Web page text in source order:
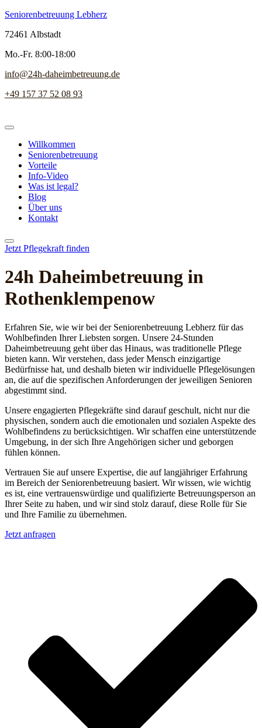
Seniorenbetreuung Lebherz
72461 Albstadt
Mo.-Fr. 8:00-18:00
info@24h-daheimbetreuung.de
+49 157 37 52 08 93
Willkommen
Seniorenbetreuung
Vorteile
Info-Video
Was ist legal?
Blog
Über uns
Kontakt
Jetzt Pflegekraft finden
24h Daheim­betreuung in
Rothenklempenow
Erfahren Sie, wie wir bei der Seniorenbetreuung Lebherz für das
Wohlbefinden Ihrer Liebsten sorgen. Unsere 24-Stunden
Daheimbetreuung geht über das Hinaus, was traditionelle Pflege
bieten kann. Wir verstehen, dass jeder Mensch einzigartige
Bedürfnisse hat, und deshalb bieten wir individuelle Pflegelösungen
an, die auf die spezifischen Anforderungen der jeweiligen Senioren
abgestimmt sind.
Unsere engagierten Pflegekräfte sind darauf geschult, nicht nur die
physischen, sondern auch die emotionalen und sozialen Aspekte des
Wohlbefindens zu berücksichtigen. Wir schaffen eine unterstützende
Umgebung, in der sich Ihre Angehörigen sicher und geborgen
fühlen können.
Vertrauen Sie auf unsere Expertise, die auf langjähriger Erfahrung
im Bereich der Seniorenbetreuung basiert. Wir wissen, wie wichtig
es ist, eine vertrauenswürdige und qualifizierte Betreuungsperson an
Ihrer Seite zu haben, und wir sind stolz darauf, diese Rolle für Sie
und Ihre Familie zu übernehmen.
Jetzt anfragen